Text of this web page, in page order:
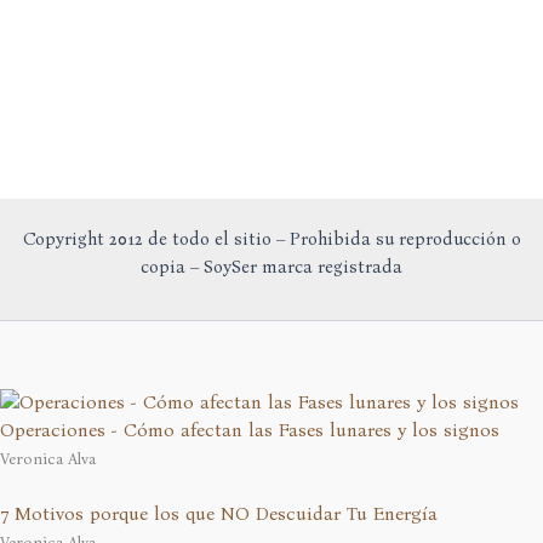
Copyright 2012 de todo el sitio – Prohibida su reproducción o
copia – SoySer marca registrada
Operaciones - Cómo afectan las Fases lunares y los signos
Veronica Alva
7 Motivos porque los que NO Descuidar Tu Energía